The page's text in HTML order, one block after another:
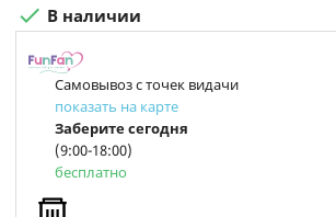
 В наличии
Самовывоз с точек видачи
показать на карте
Заберите сегодня
(9:00-18:00)
бесплатно